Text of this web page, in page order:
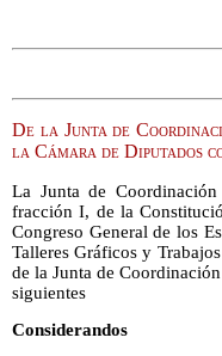
De la Junta de
la Cámara de Diputados
La Junta de
fracción I, de la
Congreso General de los
Talleres Gráficos y
de la Junta de
siguientes
Considerandos